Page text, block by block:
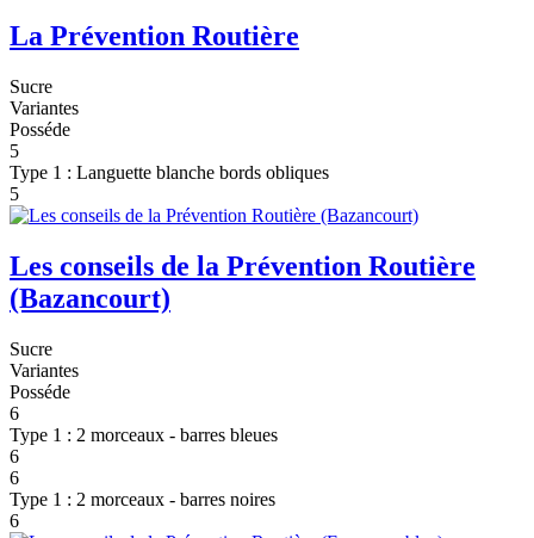
La Prévention Routière
Sucre
Variantes
Posséde
5
Type 1 : Languette blanche bords obliques
5
Les conseils de la Prévention Routière
(Bazancourt)
Sucre
Variantes
Posséde
6
Type 1 : 2 morceaux - barres bleues
6
6
Type 1 : 2 morceaux - barres noires
6